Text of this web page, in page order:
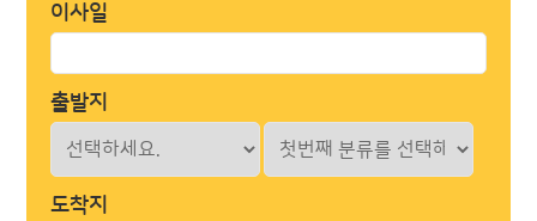
이사일
출발지
도착지